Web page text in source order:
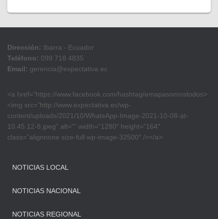
Dirección: Ibarra - Ecuador
Teléfono: 099 718 4835
Email: gerencia@expectativa.ec
<a href=”https://www.facebook.com/hashtag/emapasomostodos>
<img src=”http://www.expectativa.ec/wp-
content/uploads/2021/10/WhatsApp-Image-2021-10-08-at-
10.45.12-8.jpeg” alt=”” width=”1280″ height=”164″
class=”alignnone size-full wp-image-32500″ /></a>
NOTICIAS LOCAL
NOTICIAS NACIONAL
NOTICIAS REGIONAL